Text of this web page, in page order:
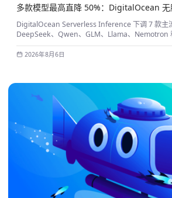
多款模型最高直降 50%：DigitalOcean
DigitalOcean Serverless Inference 下调 7 款主
DeepSeek、Qwen、GLM、Llama、Nemotron
到 50%。
2026年8月6日